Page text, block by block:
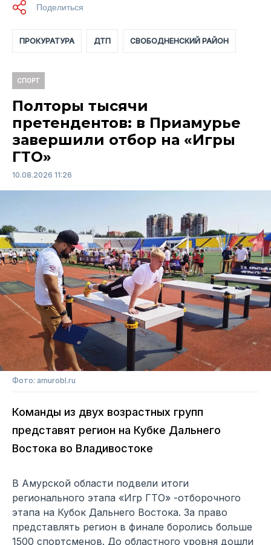
ПРОКУРАТУРА ДТП СВОБОДНЕНСКИЙ РАЙОН
СПОРТ
Полторы тысячи
претендентов: в Приамурье
завершили отбор на «Игры
ГТО»
10.08.2026 11:26
Фото: amurobl.ru
Команды из двух возрастных групп
представят регион на Кубке Дальнего
Востока во Владивостоке
В Амурской области подвели итоги
регионального этапа «Игр ГТО» -отборочного
этапа на Кубок Дальнего Востока. За право
представлять регион в финале боролись больше
1500 спортсменов. До областного уровня дошли